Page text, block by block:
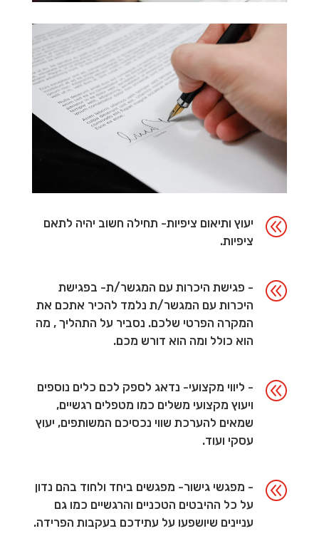
@
יעוץ ותיאום ציפיות- תחילה חשוב יהיה לתאם
ציפיות.
@
- פגישת היכרות עם המגשר/ת- בפגישת
היכרות עם המגשר/ת נלמד להכיר אתכם את
המקרה הפרטי שלכם. נסביר על התהליך , מה
הוא כולל ומה הוא דורש מכם.
@
- ליווי מקצועי- נדאג לספק לכם כלים נוספים
ויעוץ מקצועי משלים כמו מטפלים רגשיים,
שמאים להערכת שווי נכסיכם המשותפים, יעוץ
עסקי ועוד.
@
- מפגשי גישור- מפגשים ביחד ולחוד בהם נדון
על כל ההיבטים הטכניים והרגשיים כמו גם
עניינים שיושפעו על עתידכם בעקבות הפרידה.